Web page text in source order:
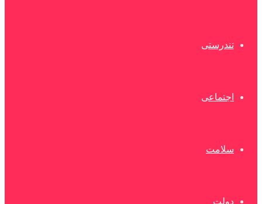
تندرستی
اجتماعی
سلامت
دولت